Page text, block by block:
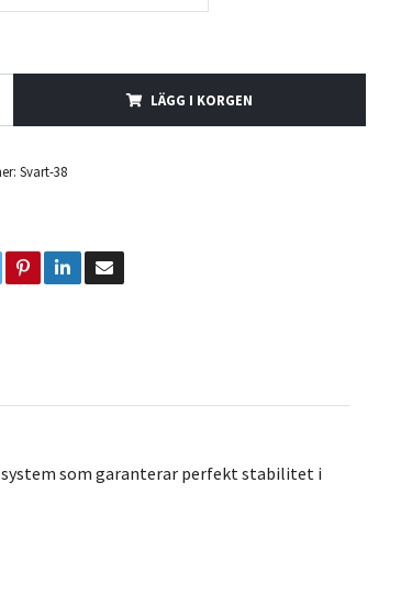
LÄGG I KORGEN
Svart-38
som garanterar perfekt stabilitet i